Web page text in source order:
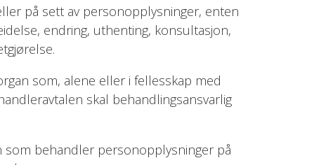
på sett av personopplysninger, enten
endring, uthenting, konsultasjon,
som, alene eller i fellesskap med
skal behandlingsansvarlig
som behandler personopplysninger på